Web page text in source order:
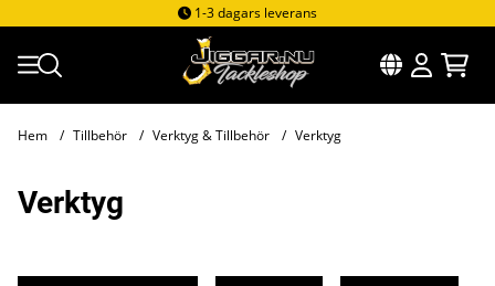
1-3 dagars leverans
Hem Tillbehör Verktyg & Tillbehör Verktyg
Verktyg